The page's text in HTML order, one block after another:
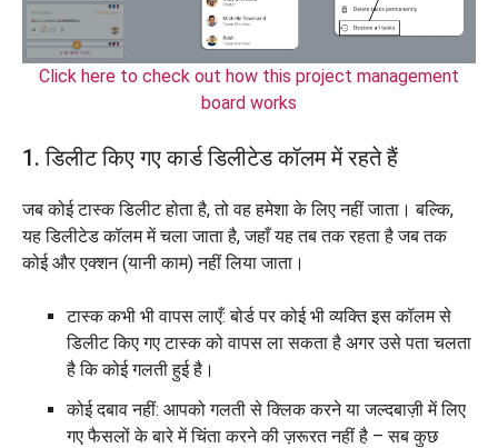
Click here to check out how this project management
board works
1. डिलीट किए गए कार्ड डिलीटेड कॉलम में रहते हैं
जब कोई टास्क डिलीट होता है, तो वह हमेशा के लिए नहीं जाता। बल्कि,
यह डिलीटेड कॉलम में चला जाता है, जहाँ यह तब तक रहता है जब तक
कोई और एक्शन (यानी काम) नहीं लिया जाता।
टास्क कभी भी वापस लाएँ: बोर्ड पर कोई भी व्यक्ति इस कॉलम से
डिलीट किए गए टास्क को वापस ला सकता है अगर उसे पता चलता
है कि कोई गलती हुई है।
कोई दबाव नहीं: आपको गलती से क्लिक करने या जल्दबाज़ी में लिए
गए फैसलों के बारे में चिंता करने की ज़रूरत नहीं है – सब कुछ